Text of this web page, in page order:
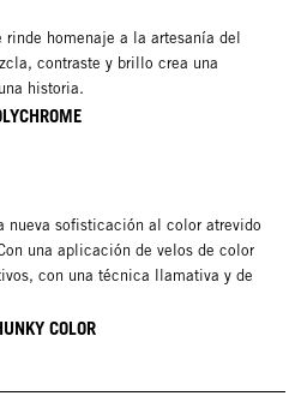
homenaje a la artesanía del
contraste y brillo crea una
historia.
nueva sofisticación al color atrevido
una aplicación de velos de color
con una técnica llamativa y de
COLOR